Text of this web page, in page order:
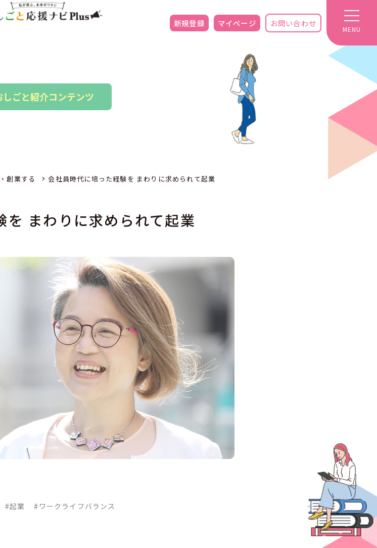
新規登録 マイページ お問い合わせ
MENU
しごと紹介コンテンツ
創業する 会社員時代に培った経験を まわりに求められて起業
を まわりに求められて起業
#起業 #ワークライフバランス